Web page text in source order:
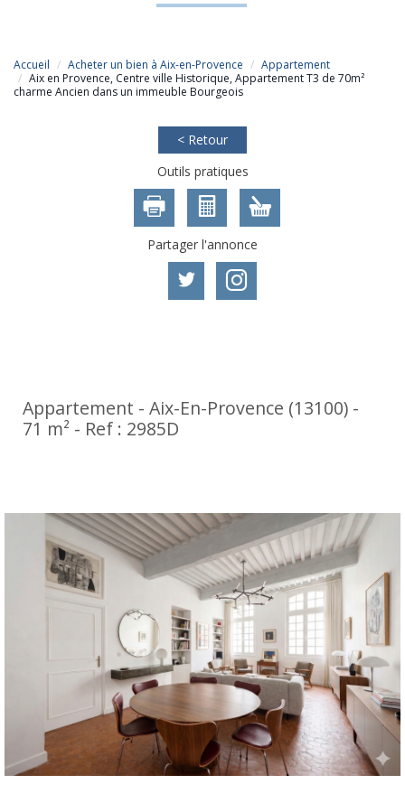
Accueil Acheter un bien à Aix-en-Provence
Appartement
Aix en Provence, Centre ville Historique, Appartement T3 de 70m²
charme Ancien dans un immeuble Bourgeois
< Retour
Outils pratiques
Partager l'annonce
Appartement - Aix-En-Provence (13100) -
71 m² - Ref : 2985D